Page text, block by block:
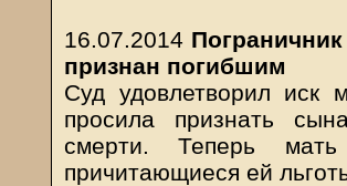
16.07.2014
признан погибшим
Суд удовлетворил иск
просила признать
смерти. Теперь мать
причитающиеся ей